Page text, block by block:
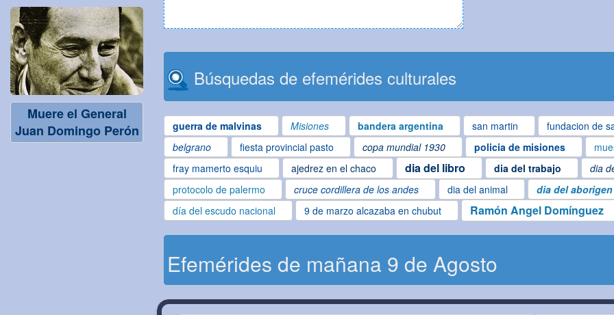
Muere el General
Juan Domingo Perón
Búsquedas de efemérides culturales
guerra de malvinas Misiones bandera argentina san martin fundacion de
belgrano fiesta provincial pasto copa mundial 1930 policia de misiones
fray mamerto esquiu
ajedrez en el chaco dia del libro dia del trabajo dia
protocolo de palermo cruce cordillera de los andes dia del animal dia del aborigen
día del escudo nacional
9 de marzo alcazaba en chubut Ramón Angel Domínguez
Efemérides de mañana 9 de Agosto